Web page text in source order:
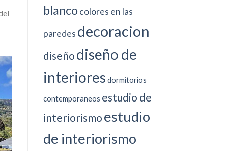
blanco colores en las
paredes decoracion
diseño diseño de
interiores dormitorios
contemporaneos estudio de
interiorismo estudio
de interiorismo